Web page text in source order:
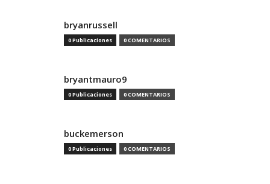
bryanrussell
0 Publicaciones 0 COMENTARIOS
bryantmauro9
0 Publicaciones 0 COMENTARIOS
buckemerson
0 Publicaciones 0 COMENTARIOS